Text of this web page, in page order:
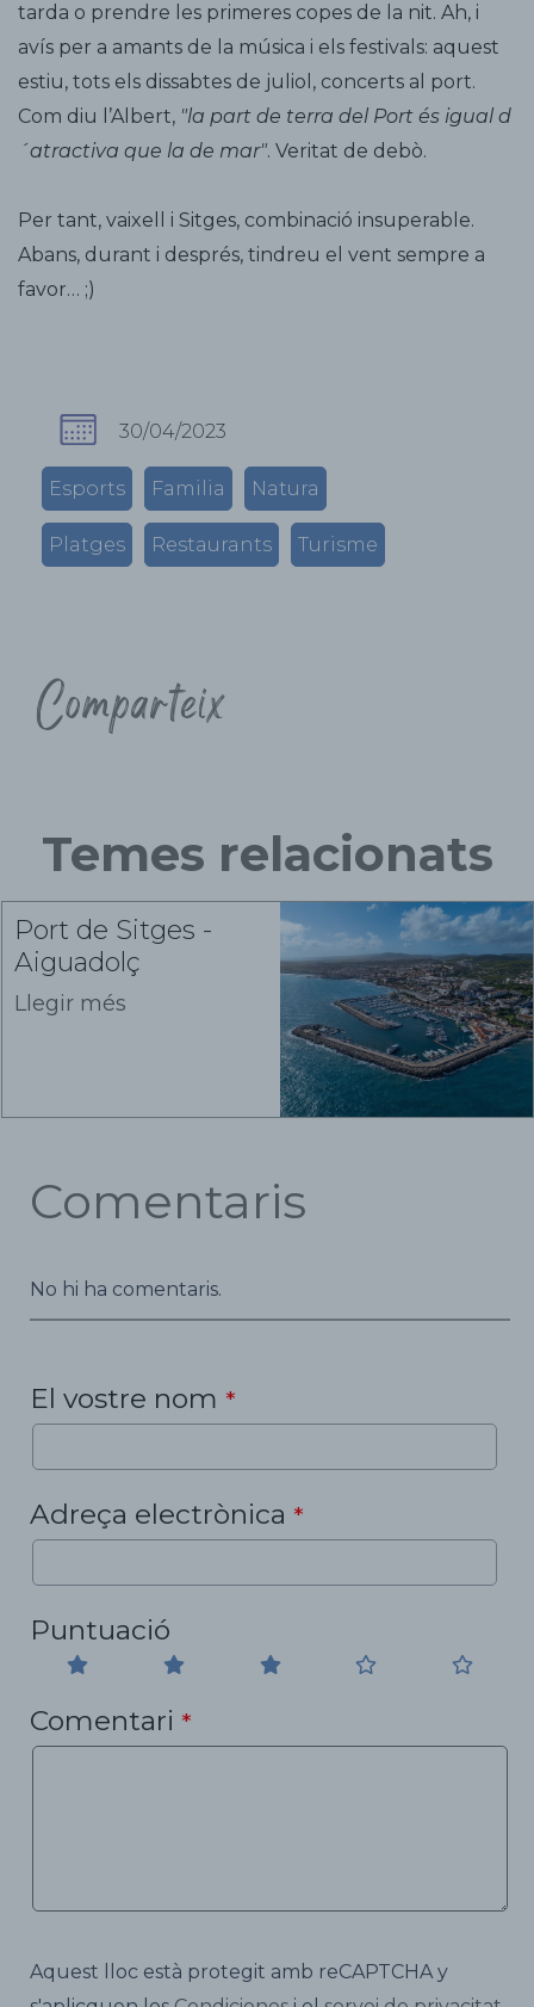
tarda o prendre les primeres copes de la nit. Ah, i
avís per a amants de la música i els festivals: aquest
estiu, tots els dissabtes de juliol, concerts al port.
Com diu l’Albert, "la part de terra del Port és igual d
´atractiva que la de mar". Veritat de debò.
Per tant, vaixell i Sitges, combinació insuperable.
Abans, durant i després, tindreu el vent sempre a
favor… ;)
30/04/2023
Esports Familia Natura
Platges Restaurants Turisme
Comparteix
Temes relacionats
Port de Sitges -
Aiguadolç
Llegir més
Comentaris
No hi ha comentaris.
El vostre nom *
Adreça electrònica *
Puntuació
Comentari *
Aquest lloc està protegit amb reCAPTCHA y